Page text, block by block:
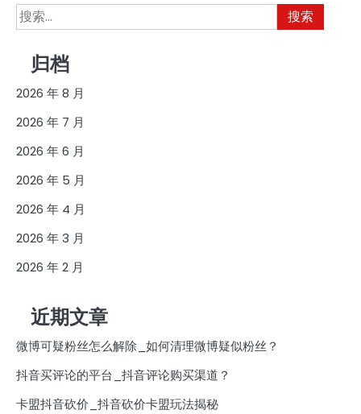
搜
索：
归档
2026 年 8 月
2026 年 7 月
2026 年 6 月
2026 年 5 月
2026 年 4 月
2026 年 3 月
2026 年 2 月
近期文章
微博可疑粉丝怎么解除_如何清理微博疑似粉丝？
抖音买评论的平台_抖音评论购买渠道？
卡盟抖音砍价_抖音砍价卡盟玩法揭秘